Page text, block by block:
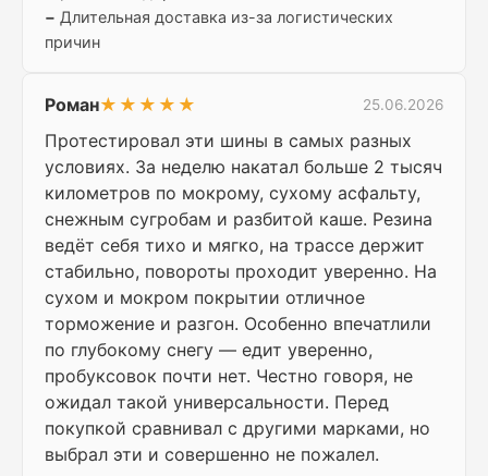
− Длительная доставка из-за логистических
причин
Роман★★★★★ 25.06.2026
Протестировал эти шины в самых разных
условиях. За неделю накатал больше 2 тысяч
километров по мокрому, сухому асфальту,
снежным сугробам и разбитой каше. Резина
ведёт себя тихо и мягко, на трассе держит
стабильно, повороты проходит уверенно. На
сухом и мокром покрытии отличное
торможение и разгон. Особенно впечатлили
по глубокому снегу — едит уверенно,
пробуксовок почти нет. Честно говоря, не
ожидал такой универсальности. Перед
покупкой сравнивал с другими марками, но
выбрал эти и совершенно не пожалел.